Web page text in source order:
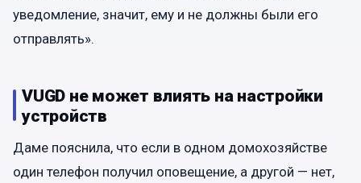
уведомление, значит, ему и не должны были его
отправлять».
VUGD не может влиять на настройки
устройств
Даме пояснила, что если в одном домохозяйстве
один телефон получил оповещение, а другой — нет,